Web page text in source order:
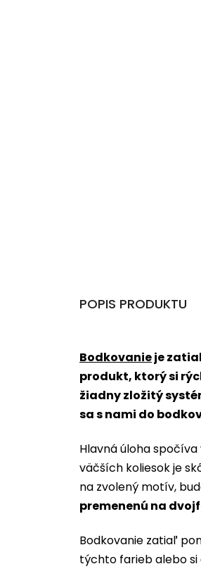
POPIS PRODUKTU
Bodkovanieje
produkt, ktorý si
žiadny zložitý
sa s nami do
Hlavná úloha
väčších koliesok je
na zvolený motív,
premenenú na
Bodkovanie zatiaľ
týchto farieb alebo